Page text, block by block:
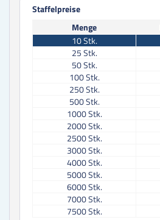
Staffelpreise
Menge
10Stk.
25Stk.
50Stk.
100Stk.
250Stk.
500Stk.
1000Stk.
2000Stk.
2500Stk.
3000Stk.
4000Stk.
5000Stk.
6000Stk.
7000Stk.
7500Stk.